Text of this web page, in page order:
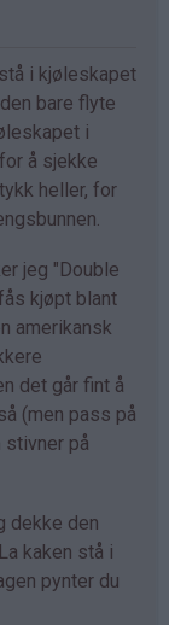
i kjøleskapet
bare flyte
i
å sjekke
heller, for
jeg "Double
kjøpt blant
amerikansk
det går fint å
(men pass på
stivner på
dekke den
kaken stå i
pynter du